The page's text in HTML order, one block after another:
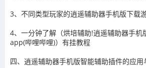
3、不同类型玩家的逍遥辅助器手机版下载
4、一分钟了解（烘培辅助!逍遥辅助器手机
app(哔哩哔哩)）有挂教程
四、逍遥辅助器手机版智能辅助插件的应用